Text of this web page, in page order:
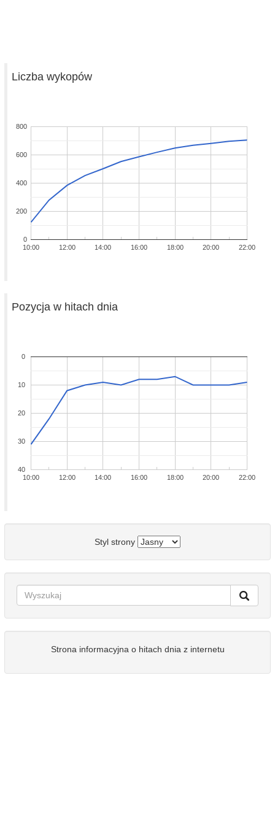
Liczba wykopów
10:00 12:00 14:00 16:00 18:00 20:00 22:00
0
200
400
600
800
Pozycja w hitach dnia
10:00 12:00 14:00 16:00 18:00 20:00 22:00
0
10
20
30
40
Styl strony
Strona informacyjna o hitach dnia z internetu